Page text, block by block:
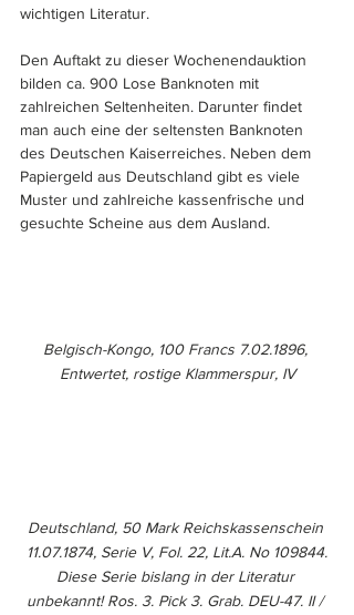
wichtigen Literatur.
Den Auftakt zu dieser Wochenendauktion
bilden ca. 900 Lose Banknoten mit
zahlreichen Seltenheiten. Darunter findet
man auch eine der seltensten Banknoten
des Deutschen Kaiserreiches. Neben dem
Papiergeld aus Deutschland gibt es viele
Muster und zahlreiche kassenfrische und
gesuchte Scheine aus dem Ausland.
Belgisch-Kongo, 100 Francs 7.02.1896,
Entwertet, rostige Klammerspur, IV
Deutschland, 50 Mark Reichskassenschein
11.07.1874, Serie V, Fol. 22, Lit.A. No 109844.
Diese Serie bislang in der Literatur
unbekannt! Ros. 3. Pick 3. Grab. DEU-47. II /